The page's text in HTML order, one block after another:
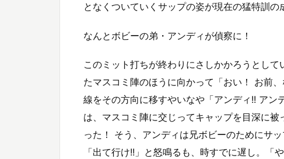
となくついていくサップの姿が現在の猛特訓の
なんとボビーの弟・アンディが偵察に！
このミット打ちが終わりにさしかかろうとし
たマスコミ陣のほうに向かって「おい！ お前
線をその方向に移すやいなや「アンディ!! アン
は、マスコミ陣に交じってキャップを目深に
った！ そう、アンディは兄ボビーのためにサ
「出て行け!!」と怒鳴るも、時すでに遅し。「